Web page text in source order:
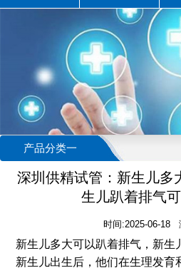
产品分类一
深圳供精试管：新生儿多
生儿趴着排气
时间:2025-06-18
新生儿多大可以趴着排气，新生
新生儿出生后，他们在生理发育